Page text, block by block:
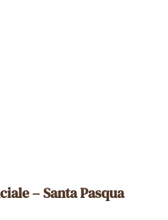
– Santa Pasqua